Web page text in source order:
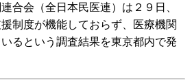
合会（全日本民医連）は２９日、
制度が機能しておらず、医療機関
るという調査結果を東京都内で発